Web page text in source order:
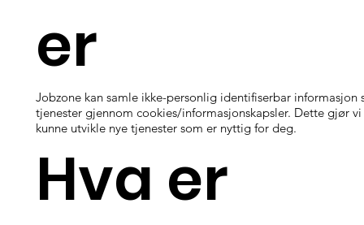
er
Jobzone kan samle ikke-personlig identifiserbar
tjenester gjennom cookies/informasjonskapsler. Dette gjør
kunne utvikle nye tjenester som er nyttig for deg.
Hva er